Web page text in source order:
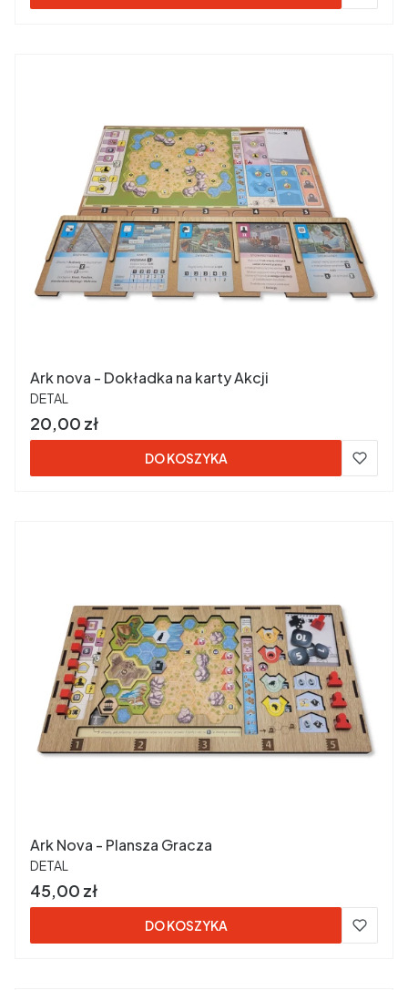
Ark nova - Dokładka na karty Akcji
PRODUCENT
DETAL
Cena
20,00 zł
DO KOSZYKA
Ark Nova - Plansza Gracza
PRODUCENT
DETAL
Cena
45,00 zł
DO KOSZYKA